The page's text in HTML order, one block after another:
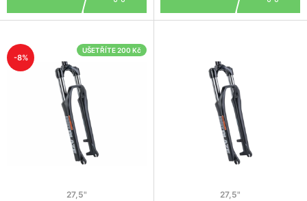
-8%
UŠETŘÍTE 200 Kč
27,5" 27,5"